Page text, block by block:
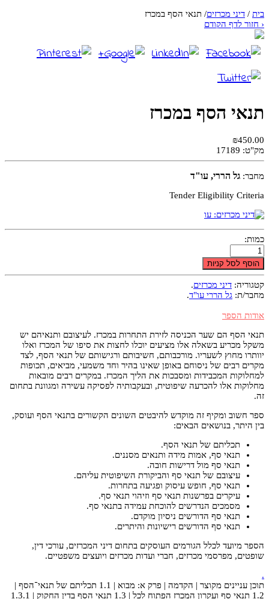
בית / דיני מכרזים/ תנאי הסף במכרז
‹ חזור לדף הקודם
תנאי הסף במכרז
₪450.00
מק"ט: 17189
מחבר: גל הררי, עו"ד
Tender Eligibility Criteria
כמות:
הוסף לסל קניות
קטגוריה: דיני מכרזים.
מחבר/ת: גל הררי עו"ד.
אודות הספר
תנאי הסף הם שער הכניסה לזירת התחרות במכרז. לעיצובם ותנאיהם יש
משקל מכריע בשאלה אלו מציעים יוכלו לחצות את סיפו של המכרז ואלו
יוותרו מחוץ לשעריו. מורכבותם, חשיבותם ורגישותם של תנאי הסף, לצד
מקרים רבים של ניסוחם באופן שאינו בהיר וחד משמעי, מביאים, תכופות
למחלוקות המכבידות ומסבכות את הליך המכרז. במקרים רבים מובאות
מחלוקות אלו להכרעה שיפוטית, ובעקבותיה לפסיקה עשירה ומגוונת בתחום
זה.
ספר חשוב ומקיף זה מוקדש להיבטים השונים הקשורים בתנאי הסף ועוסק,
בין היתר, בנושאים הבאים:
תכליתם של תנאי הסף.
תנאי סף, אמות מידה ותנאים מסננים.
תנאי סף מול דרישות חובה.
עיצובם של תנאי סף והביקורת השיפוטית עליהם.
תנאי סף, חופש עיסוק ופגיעה בתחרות.
עיקרים בפרשנות תנאי סף וזיהוי תנאי סף.
מסמכים הנדרשים להוכחת עמידה בתנאי סף.
תנאי סף הדורשים ניסיון מוקדם.
תנאי סף הדורשים רישיונות והיתרים.
הספר מיועד לכלל הגורמים העוסקים בתחום דיני המכרזים, עורכי דין,
שופטים, מפרסמי מכרזים, חברי ועדות מכרזים ויועצים משפטיים.
.
תוכן עניינים מקוצר | הקדמה | פרק א: מבוא | 1.1 תכליתם של תנאי־הסף |
1.2 תנאי סף ועקרון המכרז הפתוח לכל | 1.3 תנאי הסף בדין החקוק | 1.3.1